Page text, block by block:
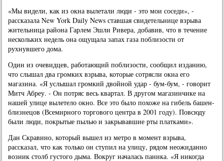
«Мы видели, как из окна вылетали люди - это мои соседи», -
рассказала New York Daily News ставшая свидетельнице взрыва
жительница района Гарлем Эшли Ривера, добавив, что в течение
нескольких недель она ощущала запах газа поблизости от
рухнувшего дома.
Один из очевидцев, работающий поблизости, сообщил изданию,
что слышал два громких взрыва, которые сотрясли окна его
магазина. «Я услышал громкий двойной удар - бум-бум, - говорит
Митч Абреу. - Он потряс весь квартал. В другом магазинчике на
нашей улице вылетело окно. Все это было похоже на гибель башен-
близнецов (Всемирного торгового центра в 2001 году). Повсюду
были люди, покрытые пылью и закрывавшие рты платками».
Дан Скравино, который вышел из метро в момент взрыва,
рассказал, что как только он ступил на улицу, рядом неожиданно
возник столб густого дыма. Вокруг началась паника. «Я никогда